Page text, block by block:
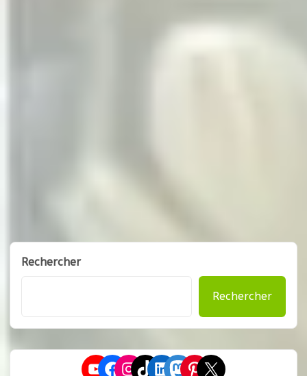
Rechercher
Rechercher
YouTube
Facebook
Instagram
TikTok
LinkedIn
Mastodon
Pinterest
X